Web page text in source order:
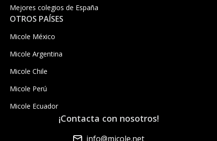
Mejores colegios de España
OTROS PAÍSES
Micole México
Micole Argentina
Micole Chile
Micole Perú
Micole Ecuador
¡Contacta con nosotros!
info@micole.net